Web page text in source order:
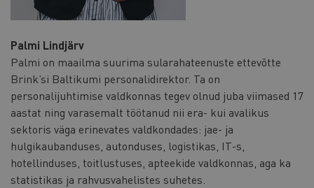
Palmi Lindjärv
Palmi on maailma suurima sularahateenuste ettevõtte
Brink’si Baltikumi personalidirektor. Ta on
personalijuhtimise valdkonnas tegev olnud juba viimased 17
aastat ning varasemalt töötanud nii era- kui avalikus
sektoris väga erinevates valdkondades: jae- ja
hulgikaubanduses, autonduses, logistikas, IT-s,
hotellinduses, toitlustuses, apteekide valdkonnas, aga ka
statistikas ja rahvusvahelistes suhetes.